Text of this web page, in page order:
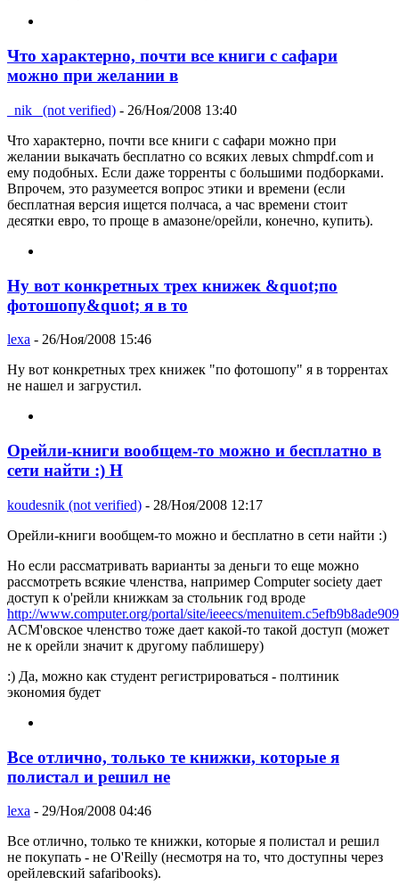
Что характерно, почти все книги с сафари
можно при желании в
_nik_ (not verified) - 26/Ноя/2008 13:40
Что характерно, почти все книги с сафари можно при
желании выкачать бесплатно со всяких левых chmpdf.com и
ему подобных. Если даже торренты с большими подборками.
Впрочем, это разумеется вопрос этики и времени (если
бесплатная версия ищется полчаса, а час времени стоит
десятки евро, то проще в амазоне/орейли, конечно, купить).
Ну вот конкретных трех книжек &quot;по
фотошопу&quot; я в то
lexa - 26/Ноя/2008 15:46
Ну вот конкретных трех книжек "по фотошопу" я в торрентах
не нашел и загрустил.
Орейли-книги вообщем-то можно и бесплатно в
сети найти :) Н
koudesnik (not verified) - 28/Ноя/2008 12:17
Орейли-книги вообщем-то можно и бесплатно в сети найти :)
Но если рассматривать варианты за деньги то еще можно
рассмотреть всякие членства, например Computer society дает
доступ к о'рейли книжкам за стольник год вроде
http://www.computer.org/portal/site/ieeecs/
ACM'овское членство тоже дает какой-то такой доступ (может
не к орейли значит к другому паблишеру)
:) Да, можно как студент регистрироваться - полтиник
экономия будет
Все отлично, только те книжки, которые я
полистал и решил не
lexa - 29/Ноя/2008 04:46
Все отлично, только те книжки, которые я полистал и решил
не покупать - не O'Reilly (несмотря на то, что доступны через
орейлевский safaribooks).